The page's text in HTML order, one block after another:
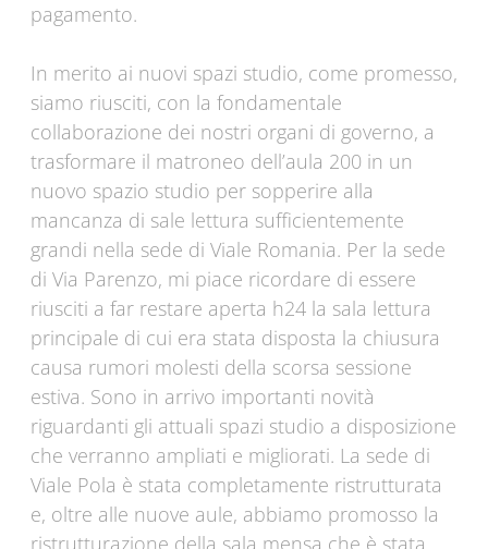
pagamento.
In merito ai nuovi spazi studio, come promesso,
siamo riusciti, con la fondamentale
collaborazione dei nostri organi di governo, a
trasformare il matroneo dell’aula 200 in un
nuovo spazio studio per sopperire alla
mancanza di sale lettura sufficientemente
grandi nella sede di Viale Romania. Per la sede
di Via Parenzo, mi piace ricordare di essere
riusciti a far restare aperta h24 la sala lettura
principale di cui era stata disposta la chiusura
causa rumori molesti della scorsa sessione
estiva. Sono in arrivo importanti novità
riguardanti gli attuali spazi studio a disposizione
che verranno ampliati e migliorati. La sede di
Viale Pola è stata completamente ristrutturata
e, oltre alle nuove aule, abbiamo promosso la
ristrutturazione della sala mensa che è stata